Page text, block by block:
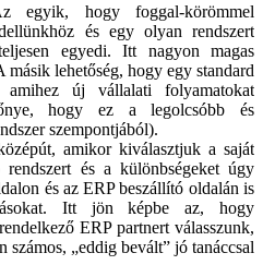
egyik, hogy foggal-körömmel
és egy olyan rendszert
egyedi. Itt nagyon magas
lehetőség, hogy egy standard
amihez új vállalati folyamatokat
hogy ez a legolcsóbb és
szempontjából).
amikor kiválasztjuk a saját
és a különbségeket úgy
és az ERP beszállító oldalán is
Itt jön képbe az, hogy
ERP partnert válasszunk,
számos, „eddig bevált” jó tanáccsal